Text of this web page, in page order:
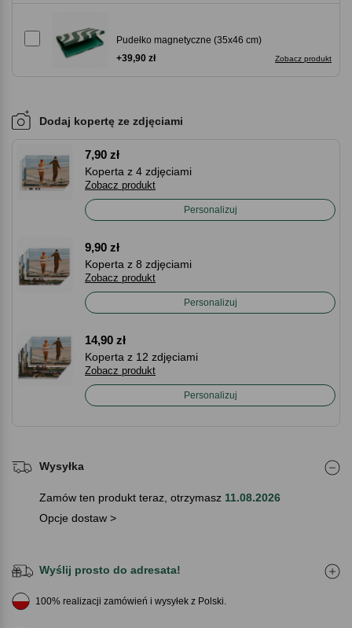
Pudełko magnetyczne (35x46 cm)
Zobacz produkt
+39,90 zł
Dodaj kopertę ze zdjęciami
7,90 zł
Koperta z 4 zdjęciami
Zobacz produkt
Personalizuj
9,90 zł
Koperta z 8 zdjęciami
Zobacz produkt
Personalizuj
14,90 zł
Koperta z 12 zdjęciami
Zobacz produkt
Personalizuj
Wysyłka
Zamów ten produkt teraz, otrzymasz 11.08.2026
Opcje dostaw >
Wyślij prosto do adresata!
100% realizacji zamówień i wysyłek z Polski.